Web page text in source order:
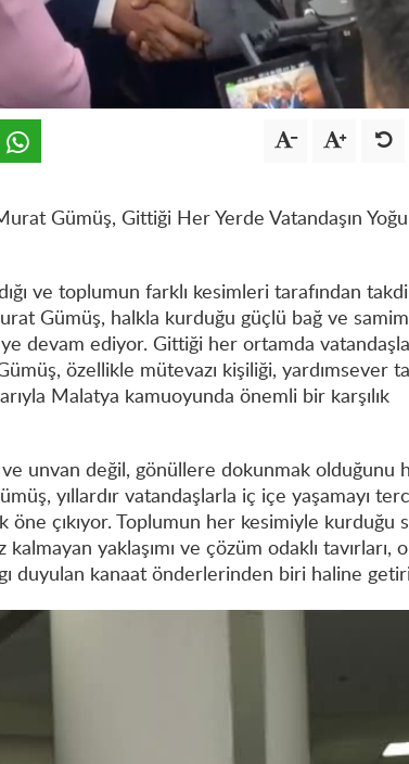
Gümüş, Gittiği Her Yerde Vatandaşın
ve toplumun farklı kesimleri tarafından
Gümüş, halkla kurduğu güçlü bağ ve
devam ediyor. Gittiği her ortamda
özellikle mütevazı kişiliği, yardımsever
Malatya kamuoyunda önemli bir karşılık
ve unvan değil, gönüllere dokunmak olduğunu
yıllardır vatandaşlarla iç içe yaşamayı
çıkıyor. Toplumun her kesimiyle kurduğu
yaklaşımı ve çözüm odaklı tavırları,
duyulan kanaat önderlerinden biri haline